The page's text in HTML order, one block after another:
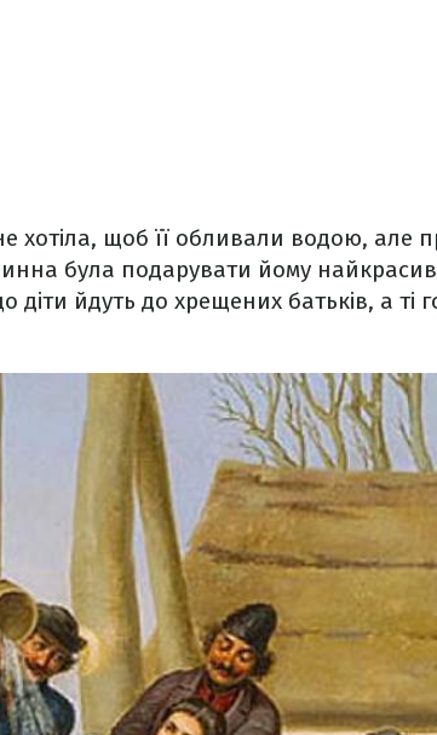
хотіла, щоб її обливали водою, але
була подарувати йому
діти йдуть до хрещених батьків, а ті